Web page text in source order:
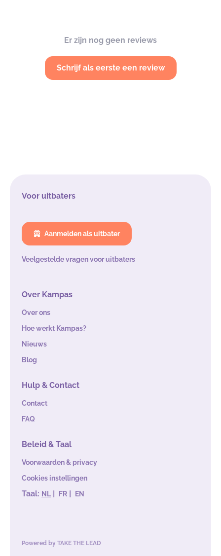
Er zijn nog geen reviews
Schrijf als eerste een review
Voor uitbaters
Aanmelden als uitbater
Veelgestelde vragen voor uitbaters
Over Kampas
Over ons
Hoe werkt Kampas?
Nieuws
Blog
Hulp & Contact
Contact
FAQ
Beleid & Taal
Voorwaarden & privacy
Cookies instellingen
Taal: NL | FR | EN
Powered by TAKE THE LEAD